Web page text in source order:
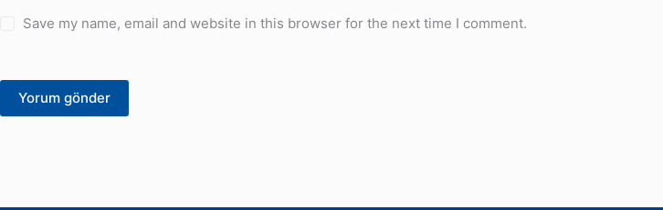
Save my name, email and website in this browser for the next time I comment.
Yorum gönder